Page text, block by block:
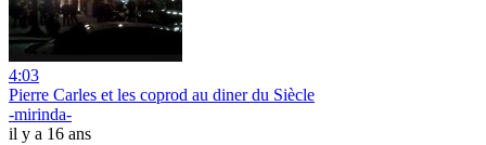
4:03
Pierre Carles et les coprod au diner du Siècle
-mirinda-
il y a 16 ans